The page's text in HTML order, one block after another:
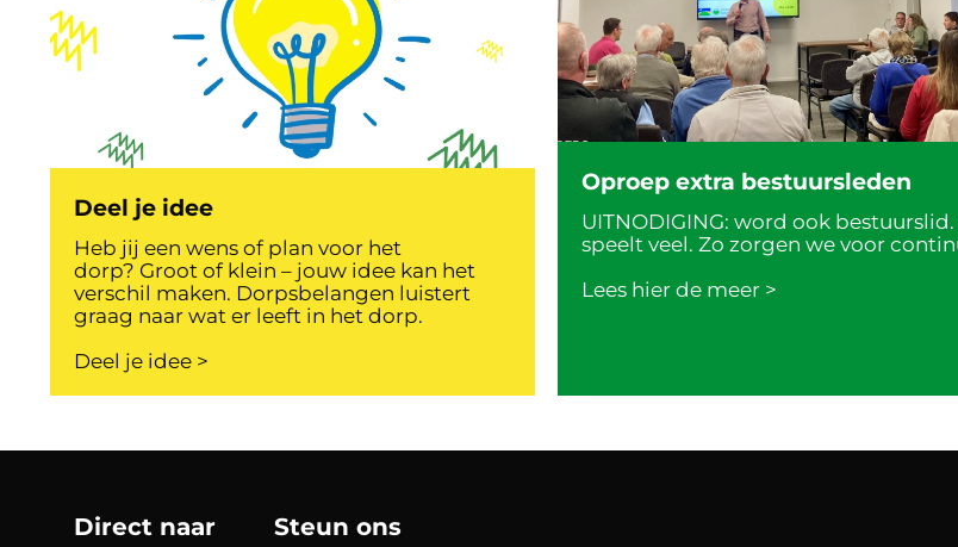
Deel je idee
Heb jij een wens of plan voor het
dorp? Groot of klein – jouw idee kan het
verschil maken. Dorpsbelangen luistert
graag naar wat er leeft in het dorp.
Deel je idee >
Oproep extra bestuursleden
UITNODIGING: word ook bestuurslid.
speelt veel. Zo zorgen we voor
Lees hier de meer >
Direct naar Steun ons